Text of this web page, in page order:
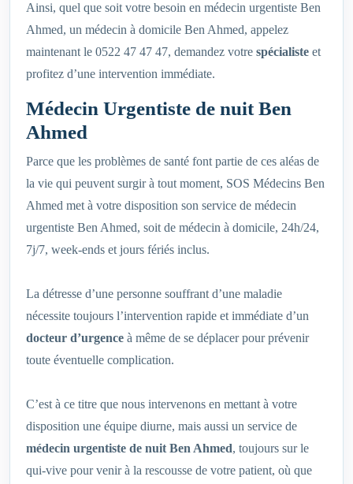
Ainsi, quel que soit votre besoin en médecin urgentiste Ben
Ahmed, un médecin à domicile Ben Ahmed, appelez
maintenant le 0522 47 47 47, demandez votre spécialiste et
profitez d’une intervention immédiate.
Médecin Urgentiste de nuit Ben
Ahmed
Parce que les problèmes de santé font partie de ces aléas de
la vie qui peuvent surgir à tout moment, SOS Médecins Ben
Ahmed met à votre disposition son service de médecin
urgentiste Ben Ahmed, soit de médecin à domicile, 24h/24,
7j/7, week-ends et jours fériés inclus.
La détresse d’une personne souffrant d’une maladie
nécessite toujours l’intervention rapide et immédiate d’un
docteur d’urgence à même de se déplacer pour prévenir
toute éventuelle complication.
C’est à ce titre que nous intervenons en mettant à votre
disposition une équipe diurne, mais aussi un service de
médecin urgentiste de nuit Ben Ahmed, toujours sur le
qui-vive pour venir à la rescousse de votre patient, où que